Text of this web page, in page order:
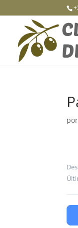
por